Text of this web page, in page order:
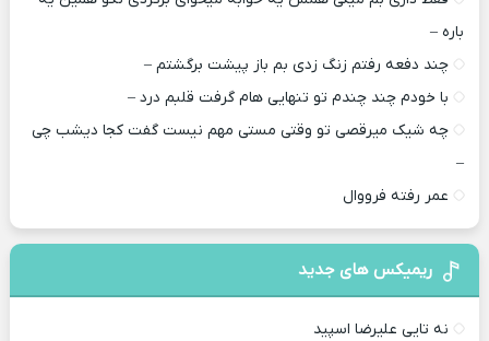
باره –
چند دفعه رفتم زنگ زدی بم باز پیشت برگشتم –
با خودم چند چندم تو تنهایی هام گرفت قلبم درد –
چه شیک میرقصی تو وقتی مستی مهم نیست گفت کجا دیشب چی
–
عمر رفته فرووال
ریمیکس های جدید
نه تایی علیرضا اسپید